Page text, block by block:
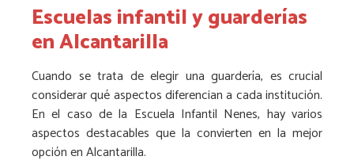
Escuelas infantil y guarderías
en Alcantarilla
Cuando se trata de elegir una guardería, es crucial
considerar qué aspectos diferencian a cada institución.
En el caso de la Escuela Infantil Nenes, hay varios
aspectos destacables que la convierten en la mejor
opción en Alcantarilla.